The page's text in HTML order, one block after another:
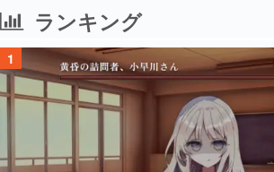
ランキング
1